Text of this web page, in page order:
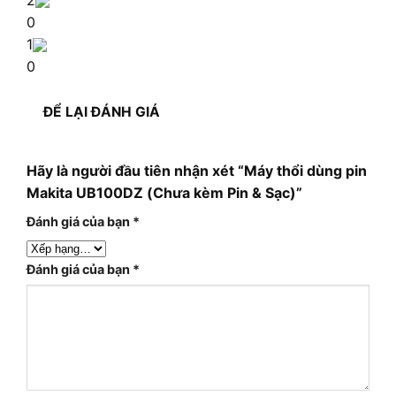
0
1
0
ĐỂ LẠI ĐÁNH GIÁ
Hãy là người đầu tiên nhận xét “Máy thổi dùng pin
Makita UB100DZ (Chưa kèm Pin & Sạc)”
Đánh giá của bạn *
Đánh giá của bạn *